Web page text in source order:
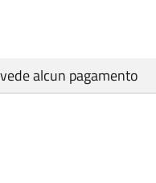
alcun pagamento